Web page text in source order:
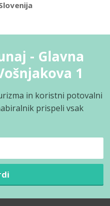
- Glavna
1
in koristni potovalni
prispeli vsak